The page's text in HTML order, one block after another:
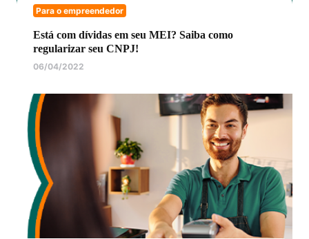
Para o empreendedor
Está com dívidas em seu MEI? Saiba como
regularizar seu CNPJ!
06/04/2022